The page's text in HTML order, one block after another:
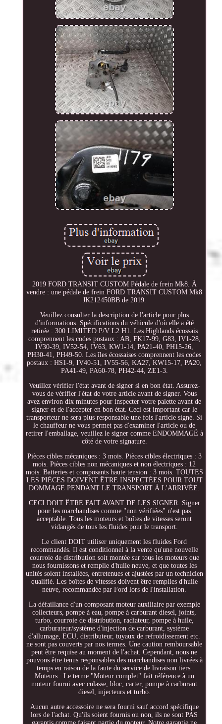
2019 FORD TRANSIT CUSTOM Pédale de frein Mk8. À
vendre : une pédale de frein FORD TRANSIT CUSTOM Mk8
JK212450BB de 2019.
Veuillez consulter la description de l'article pour plus
d'informations. Spécifications du véhicule d'où elle a été
retirée : 300 LIMITED P/V L2 H1. Les Highlands écossais
comprennent les codes postaux : AB, FK17-99, G83, IV1-28,
IV30-39, IV52-54, IV63, KW1-14, PA21-40, PH15-26,
PH30-41, PH49-50. Les îles écossaises comprennent les codes
postaux : HS1-9, IV40-51, IV55-56, KA27, KW15-17, PA20,
PA41-49, PA60-78, PH42-44, ZE1-3.
Veuillez vérifier l'état avant de signer si en bon état. Assurez-
vous de vérifier l'état de votre article avant de signer. Vous
avez environ dix minutes pour inspecter votre palette avant de
signer et de l'accepter en bon état. Ceci est important car le
transporteur ne sera plus responsable une fois l'article signé. Si
le chauffeur ne vous permet pas d'examiner l'article ou de
retirer l'emballage, veuillez le signer comme ENDOMMAGÉ à
côté de votre signature.
Pièces cibles mécaniques : 3 mois. Pièces cibles électriques : 3
mois. Pièces cibles non mécaniques et non électriques : 12
mois. Batteries et composants haute tension : 3 mois. TOUTES
LES PIÈCES DOIVENT ÊTRE INSPECTÉES POUR TOUT
DOMMAGE PENDANT LE TRANSPORT À L'ARRIVÉE.
CECI DOIT ÊTRE FAIT AVANT DE LES SIGNER. Signer
pour les marchandises comme "non vérifiées" n'est pas
acceptable. Tous les moteurs et boîtes de vitesses seront
vidangés de tous les fluides pour le transport.
Le client DOIT utiliser uniquement les fluides Ford
recommandés. Il est conditionnel à la vente qu'une nouvelle
courroie de distribution soit montée sur tous les moteurs que
nous fournissons et remplie d'huile neuve, et que toutes les
unités soient installées, entretenues et ajustées par un technicien
qualifié. Les boîtes de vitesses doivent être remplies d'huile
neuve, recommandée par Ford lors de l'installation.
La défaillance d'un composant moteur auxiliaire par exemple
collecteurs, pompe à eau, pompe à carburant diesel, joints,
turbo, courroie de distribution, radiateur, pompe à huile,
carburateur/système d'injection de carburant, système
d'allumage, ECU, distributeur, tuyaux de refroidissement etc.
ne sont pas couverts par nos termes. Une caution remboursable
peut être requise au moment de l'achat. Cependant, nous ne
pouvons être tenus responsables des marchandises non livrées à
temps en raison de la faute du service de livraison tiers.
Moteurs : Le terme "Moteur complet" fait référence à un
moteur fourni avec culasse, bloc, carter, pompe à carburant
diesel, injecteurs et turbo.
Aucun autre accessoire ne sera fourni sauf accord spécifique
lors de l'achat. Qu'ils soient fournis ou non, ils ne sont PAS